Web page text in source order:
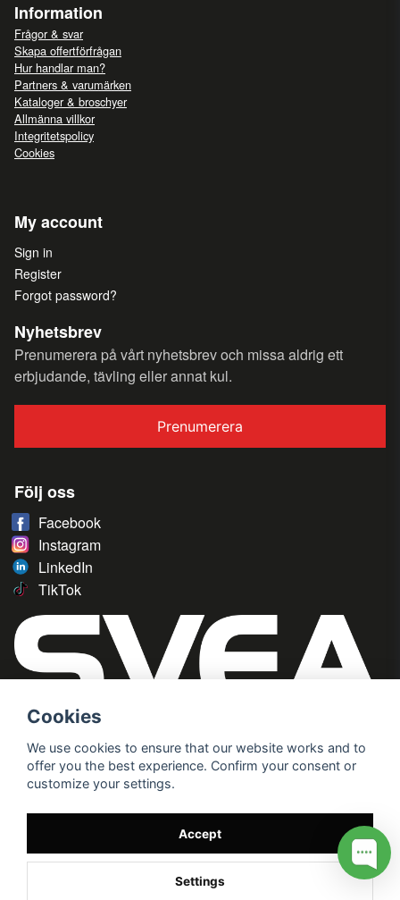
Information
Frågor & svar
Skapa offertförfrågan
Hur handlar man?
Partners & varumärken
Kataloger & broschyer
Allmänna villkor
Integritetspolicy
Cookies
My account
Sign in
Register
Forgot password?
Nyhetsbrev
Prenumerera på vårt nyhetsbrev och missa aldrig ett
erbjudande, tävling eller annat kul.
Prenumerera
Följ oss
Facebook
Instagram
LinkedIn
TikTok
Cookies
We use cookies to ensure that our website works and to
offer you the best experience. Confirm your consent or
customize your settings.
Accept
Settings